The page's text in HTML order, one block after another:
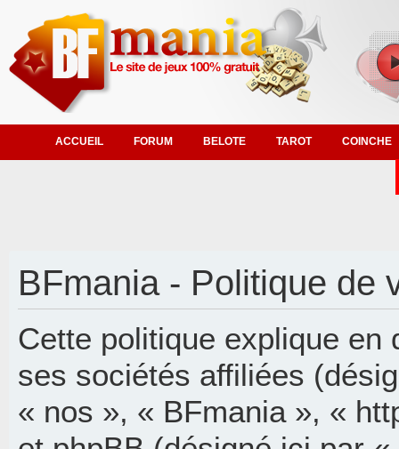
ACCUEIL FORUM BELOTE TAROT COINCHE
BFmania - Politique de
Cette politique explique en
ses sociétés affiliées
« nos », « BFmania », «